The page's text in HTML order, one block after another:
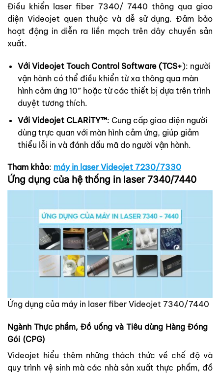
Điều khiển laser fiber 7340/ 7440 thông qua giao
diện Videojet quen thuộc và dễ sử dụng. Đảm bảo
hoạt động in diễn ra liền mạch trên dây chuyền sản
xuất.
Với Videojet Touch Control Software (TCS+): người
vận hành có thể điều khiển từ xa thông qua màn
hình cảm ứng 10” hoặc từ các thiết bị dựa trên trình
duyệt tương thích.
Với Videojet CLARiTY™: Cung cấp giao diện người
dùng trực quan với màn hình cảm ứng, giúp giảm
thiểu lỗi in và đánh dấu mã do người vận hành.
Tham khảo: máy in laser Videojet 7230/7330
Ứng dụng của hệ thống in laser 7340/7440
Ứng dụng của máy in laser fiber Videojet 7340/7440
Ngành Thực phẩm, Đồ uống và Tiêu dùng Hàng Đóng
Gói (CPG)
Videojet hiểu thêm những thách thức về chế độ và
quy trình vệ sinh mà các nhà sản xuất thực phẩm, đồ